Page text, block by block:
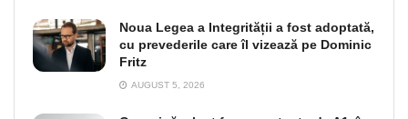
Noua Legea a Integrității a fost adoptată,
cu prevederile care îl vizează pe Dominic
Fritz
AUGUST 5, 2026